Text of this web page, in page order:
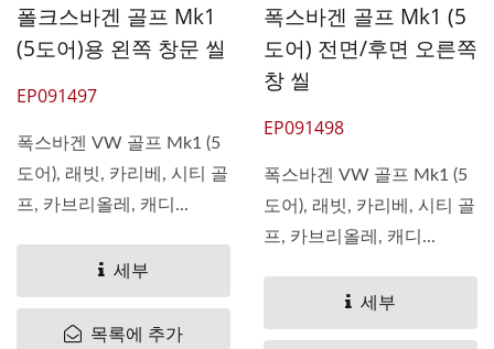
폴크스바겐 골프 Mk1
(5도어)용 왼쪽 창문 씰
EP091497
폭스바겐 VW 골프 Mk1 (5
도어), 래빗, 카리베, 시티 골
프, 카브리올레, 캐디...
세부
목록에 추가
폭스바겐 골프 Mk1 (5
도어) 전면/후면 오른쪽
창 씰
EP091498
폭스바겐 VW 골프 Mk1 (5
도어), 래빗, 카리베, 시티 골
프, 카브리올레, 캐디...
세부